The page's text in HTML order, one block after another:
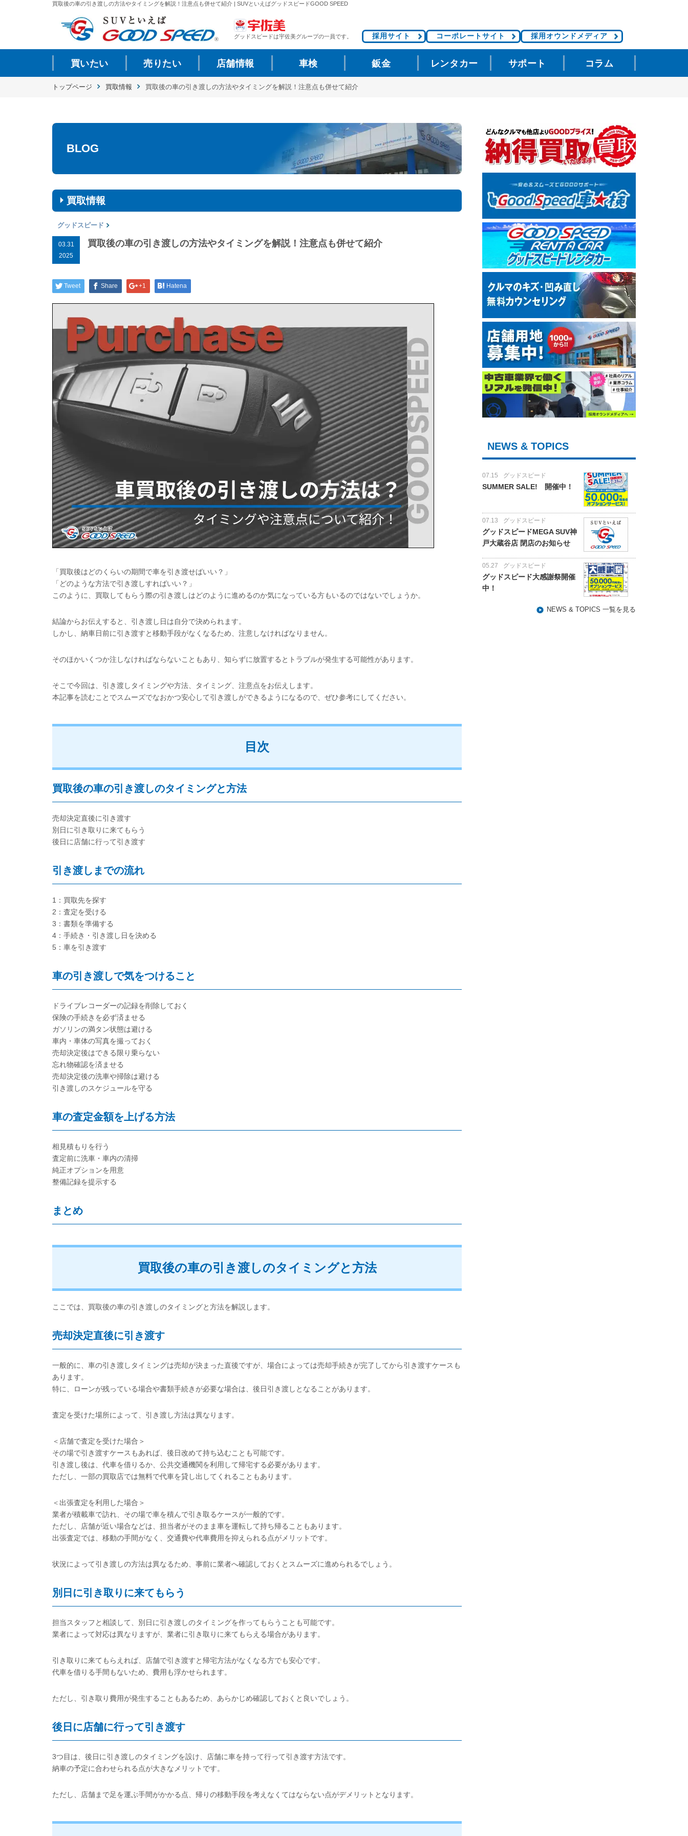
買取後の車の引き渡しの方法やタイミングを解説！注意点も併せて紹介 | SUVといえばグッドスピードGOOD SPEED
グッドスピードは宇佐美グループの一員です。 採用サイト コーポレートサイト 採用オウンドメディア
買いたい 売りたい 店舗情報 車検 鈑金 レンタカー サポート コラム
トップページ 買取情報 買取後の車の引き渡しの方法やタイミングを解説！注意点も併せて紹介
BLOG
買取情報
グッドスピード
03.31
2025
買取後の車の引き渡しの方法やタイミングを解説！注意点も併せて紹介
Tweet Share +1 Hatena
「買取後はどのくらいの期間で車を引き渡せばいい？」
「どのような方法で引き渡しすればいい？」
このように、買取してもらう際の引き渡しはどのように進めるのか気になっている方もいるのではないでしょうか。
結論からお伝えすると、引き渡し日は自分で決められます。
しかし、納車日前に引き渡すと移動手段がなくなるため、注意しなければなりません。
そのほかいくつか注しなければならないこともあり、知らずに放置するとトラブルが発生する可能性があります。
そこで今回は、引き渡しタイミングや方法、タイミング、注意点をお伝えします。
本記事を読むことでスムーズでなおかつ安心して引き渡しができるようになるので、ぜひ参考にしてください。
目次
買取後の車の引き渡しのタイミングと方法
売却決定直後に引き渡す
別日に引き取りに来てもらう
後日に店舗に行って引き渡す
引き渡しまでの流れ
1：買取先を探す
2：査定を受ける
3：書類を準備する
4：手続き・引き渡し日を決める
5：車を引き渡す
車の引き渡しで気をつけること
ドライブレコーダーの記録を削除しておく
保険の手続きを必ず済ませる
ガソリンの満タン状態は避ける
車内・車体の写真を撮っておく
売却決定後はできる限り乗らない
忘れ物確認を済ませる
売却決定後の洗車や掃除は避ける
引き渡しのスケジュールを守る
車の査定金額を上げる方法
相見積もりを行う
査定前に洗車・車内の清掃
純正オプションを用意
整備記録を提示する
まとめ
買取後の車の引き渡しのタイミングと方法
ここでは、買取後の車の引き渡しのタイミングと方法を解説します。
売却決定直後に引き渡す
一般的に、車の引き渡しタイミングは売却が決まった直後ですが、場合によっては売却手続きが完了してから引き渡すケースも
あります。
特に、ローンが残っている場合や書類手続きが必要な場合は、後日引き渡しとなることがあります。
査定を受けた場所によって、引き渡し方法は異なります。
＜店舗で査定を受けた場合＞
その場で引き渡すケースもあれば、後日改めて持ち込むことも可能です。
引き渡し後は、代車を借りるか、公共交通機関を利用して帰宅する必要があります。
ただし、一部の買取店では無料で代車を貸し出してくれることもあります。
＜出張査定を利用した場合＞
業者が積載車で訪れ、その場で車を積んで引き取るケースが一般的です。
ただし、店舗が近い場合などは、担当者がそのまま車を運転して持ち帰ることもあります。
出張査定では、移動の手間がなく、交通費や代車費用を抑えられる点がメリットです。
状況によって引き渡しの方法は異なるため、事前に業者へ確認しておくとスムーズに進められるでしょう。
別日に引き取りに来てもらう
担当スタッフと相談して、別日に引き渡しのタイミングを作ってもらうことも可能です。
業者によって対応は異なりますが、業者に引き取りに来てもらえる場合があります。
引き取りに来てもらえれば、店舗で引き渡すと帰宅方法がなくなる方でも安心です。
代車を借りる手間もないため、費用も浮かせられます。
ただし、引き取り費用が発生することもあるため、あらかじめ確認しておくと良いでしょう。
後日に店舗に行って引き渡す
3つ目は、後日に引き渡しのタイミングを設け、店舗に車を持って行って引き渡す方法です。
納車の予定に合わせられる点が大きなメリットです。
ただし、店舗まで足を運ぶ手間がかかる点、帰りの移動手段を考えなくてはならない点がデメリットとなります。
NEWS & TOPICS
07.15 グッドスピード
SUMMER SALE! 開催中！
07.13 グッドスピード
グッドスピードMEGA SUV神
戸大蔵谷店 閉店のお知らせ
05.27 グッドスピード
グッドスピード大感謝祭開催
中！
NEWS & TOPICS 一覧を見る